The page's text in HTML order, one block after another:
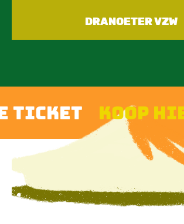
DRANOETER VZW
koop hier